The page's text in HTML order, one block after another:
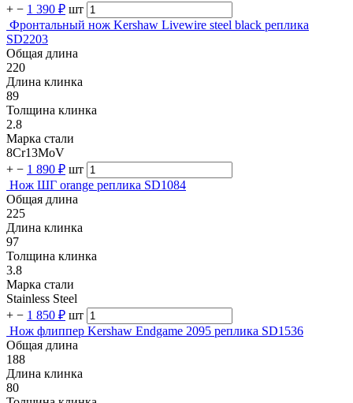
+ − 1 390 ₽ шт
Фронтальный нож Kershaw Livewire steel black реплика
SD2203
Общая длина
220
Длина клинка
89
Толщина клинка
2.8
Марка стали
8Cr13MoV
+ − 1 890 ₽ шт
Нож ШГ orange реплика SD1084
Общая длина
225
Длина клинка
97
Толщина клинка
3.8
Марка стали
Stainless Steel
+ − 1 850 ₽ шт
Нож флиппер Kershaw Endgame 2095 реплика SD1536
Общая длина
188
Длина клинка
80